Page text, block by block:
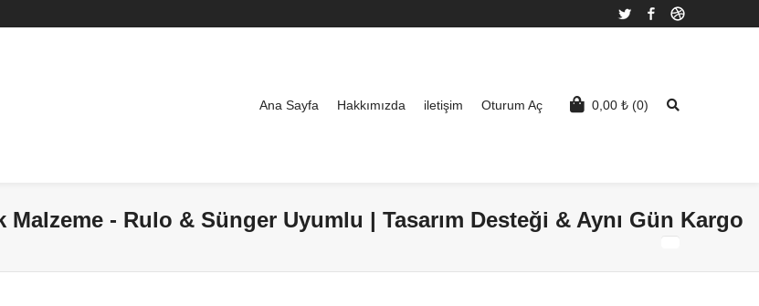
Twitter Facebook
0,00 ₺ (0)
Ana Sayfa Hakkımızda iletişim Oturum Aç
- Rulo & Sünger Uyumlu | Tasarım Desteği & Aynı Gün Kargo